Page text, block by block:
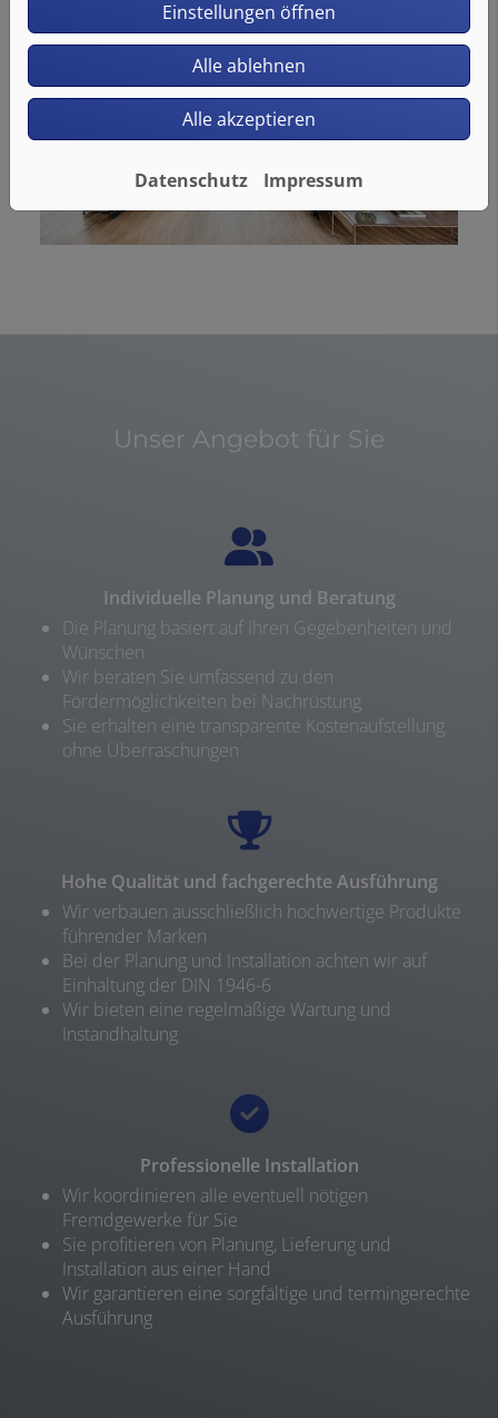
Unser Angebot für Sie
Individuelle Planung und Beratung
Die Planung basiert auf Ihren Gegebenheiten und
Wünschen
Wir beraten Sie umfassend zu den
Fördermöglichkeiten bei Nachrüstung
Sie erhalten eine transparente Kostenaufstellung
ohne Überraschungen
Hohe Qualität und fachgerechte Ausführung
Wir verbauen ausschließlich hochwertige Produkte
führender Marken
Bei der Planung und Installation achten wir auf
Einhaltung der DIN 1946-6
Wir bieten eine regelmäßige Wartung und
Instandhaltung
Professionelle Installation
Wir koordinieren alle eventuell nötigen
Fremdgewerke für Sie
Sie profitieren von Planung, Lieferung und
Installation aus einer Hand
Wir garantieren eine sorgfältige und termingerechte
Ausführung
Einstellungen öffnen
Alle ablehnen
Alle akzeptieren
Datenschutz Impressum